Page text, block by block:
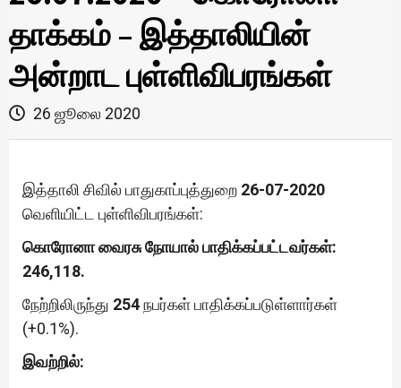
தாக்கம் – இத்தாலியின்
அன்றாட புள்ளிவிபரங்கள்
26 ஜூலை 2020
இத்தாலி சிவில் பாதுகாப்புத்துறை 26-07-2020
வெளியிட்ட புள்ளிவிபரங்கள்:
கொரோனா வைரசு நோயால் பாதிக்கப்பட்டவர்கள்:
246,118.
நேற்றிலிருந்து 254நபர்கள் பாதிக்கப்படுள்ளார்கள்
(+0.1%).
இவற்றில்: